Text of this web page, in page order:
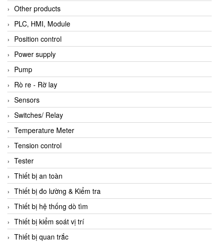
Other products
PLC, HMI, Module
Position control
Power supply
Pump
Rò re - Rờ lay
Sensors
Switches/ Relay
Temperature Meter
Tension control
Tester
Thiết bị an toàn
Thiết bị đo lường & Kiểm tra
Thiết bị hệ thống dò tìm
Thiết bị kiểm soát vị trí
Thiết bị quan trắc